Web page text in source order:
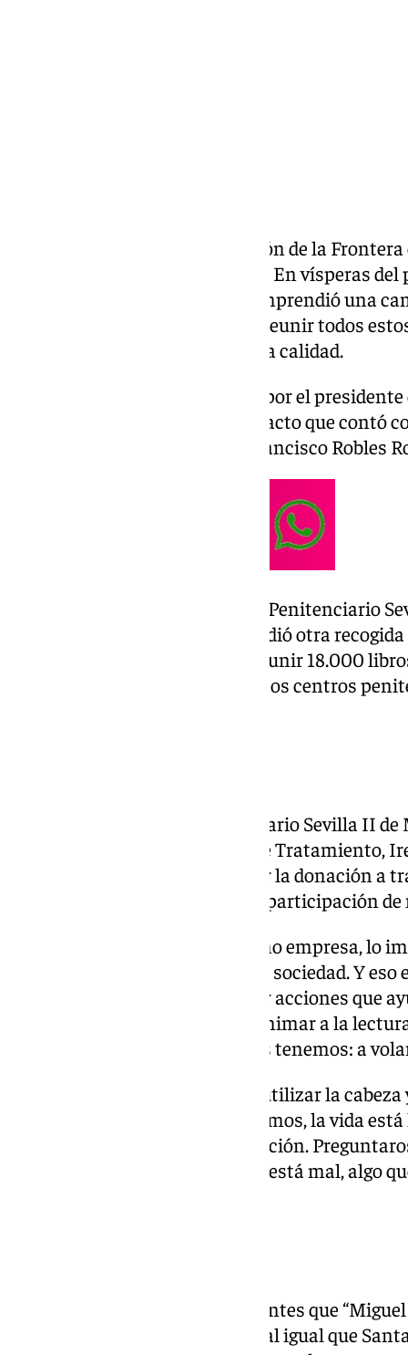
El Centro Penitenciario de Morón de la
para el préstamo a los internos. En vísperas
Libro, el Grupo Díaz Cadenas emprendió una
entre sus clientes y ha logrado reunir todos
variada, con ediciones de mucha calidad.
Los libros han sido entregados por el
Francisco Díaz Cadenas, en un acto que contó
Maruja Vilches y del escritor Francisco Robles
La donación de libros al Centro Penitenciario
Díaz Cadenas. El grupo emprendió otra
la pandemia del Covid y logró reunir 18.000
septiembre de 2021 a los distintos centros
El director del Centro Penitenciario Sevilla II
Domínguez, y la subdirectora de Tratamiento,
de recibir el envío y de agradecer la donación a
el salón de actos y contó con la participación
Díaz Cadenas, destacó que “como empresa, lo
también contribuir a mejorar la sociedad. Y eso
campaña; nos gusta emprender acciones que
necesitan. Y repartir libros es animar a la
barrotes emocionales que todos tenemos: a
Maruja Vilches los emplazó a “utilizar la
un camino. Todos nos equivocamos, la vida
superarse y elegir la mejor dirección.
sabréis lo que está bien y lo que está mal, algo
Paco Robles recordó a los asistentes que
Quijote, también estuvo preso, al igual que